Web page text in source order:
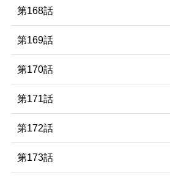
第168話
第169話
第170話
第171話
第172話
第173話